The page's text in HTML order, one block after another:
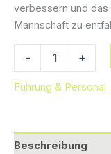
verbessern und
Mannschaft zu
-
Kompetenz
Leadership:
Stärke
nutzen
+
Führung & Personal
Beschreibung